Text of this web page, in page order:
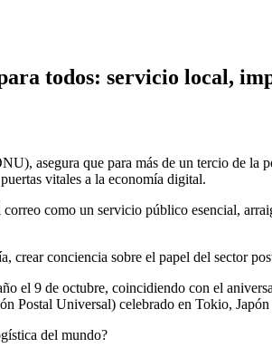
todos: servicio local,
asegura que para más de un tercio de la
vitales a la economía digital.
como un servicio público esencial,
crear conciencia sobre el papel del sector
el 9 de octubre, coincidiendo con el
Postal Universal) celebrado en Tokio,
del mundo?